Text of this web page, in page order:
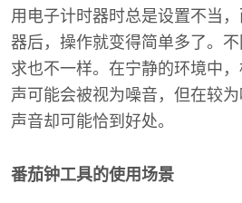
用电子计时器时总是设置不当
器后，操作就变得简单多了。
求也不一样。在宁静的环境中，
声可能会被视为噪音，但在较
声音却可能恰到好处。
番茄钟工具的使用场景